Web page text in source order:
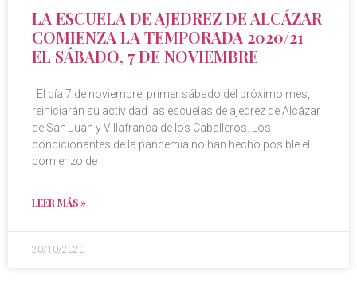
LA ESCUELA DE AJEDREZ DE ALCÁZAR
COMIENZA LA TEMPORADA 2020/21
EL SÁBADO, 7 DE NOVIEMBRE
El día 7 de noviembre, primer sábado del próximo mes,
reiniciarán su actividad las escuelas de ajedrez de Alcázar
de San Juan y Villafranca de los Caballeros. Los
condicionantes de la pandemia no han hecho posible el
comienzo de
LEER MÁS »
20/10/2020